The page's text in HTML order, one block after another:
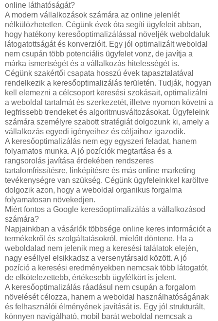
online láthatóságát?
A modern vállalkozások számára az online jelenlét
nélkülözhetetlen. Cégünk évek óta segíti ügyfeleit abban,
hogy hatékony keresőoptimalizálással növeljék weboldaluk
látogatottságát és konverzióit. Egy jól optimalizált weboldal
nem csupán több potenciális ügyfelet vonz, de javítja a
márka ismertségét és a vállalkozás hitelességét is.
Cégünk szakértői csapata hosszú évek tapasztalatával
rendelkezik a keresőoptimalizálás területén. Tudják, hogyan
kell elemezni a célcsoport keresési szokásait, optimalizálni
a weboldal tartalmát és szerkezetét, illetve nyomon követni a
legfrissebb trendeket és algoritmusváltozásokat. Ügyfeleink
számára személyre szabott stratégiát dolgozunk ki, amely a
vállalkozás egyedi igényeihez és céljaihoz igazodik.
A keresőoptimalizálás nem egy egyszeri feladat, hanem
folyamatos munka. A jó pozíciók megtartása és a
rangsorolás javítása érdekében rendszeres
tartalomfrissítésre, linképítésre és más online marketing
tevékenységre van szükség. Cégünk ügyfeleinkkel karöltve
dolgozik azon, hogy a weboldal organikus forgalma
folyamatosan növekedjen.
Miért fontos a Google keresőoptimalizálás a vállalkozásod
számára?
Napjainkban a vásárlók többsége online keres információt a
termékekről és szolgáltatásokról, mielőtt döntene. Ha a
weboldalad nem jelenik meg a keresési találatok elején,
nagy eséllyel elsikkadsz a versenytársaid között. A jó
pozíció a keresési eredményekben nemcsak több látogatót,
de elkötelezettebb, értékesebb ügyfélkört is jelent.
A keresőoptimalizálás ráadásul nem csupán a forgalom
növelését célozza, hanem a weboldal használhatóságának
és felhasználói élményének javítását is. Egy jól strukturált,
könnyen navigálható, mobil barát weboldal nemcsak a